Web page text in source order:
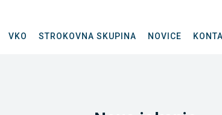
VKO STROKOVNA SKUPINA NOVICE